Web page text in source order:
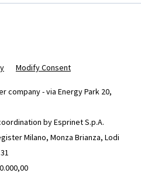
company - via Energy Park 20,
by Esprinet S.p.A.
Milano, Monza Brianza, Lodi
Modify Consent